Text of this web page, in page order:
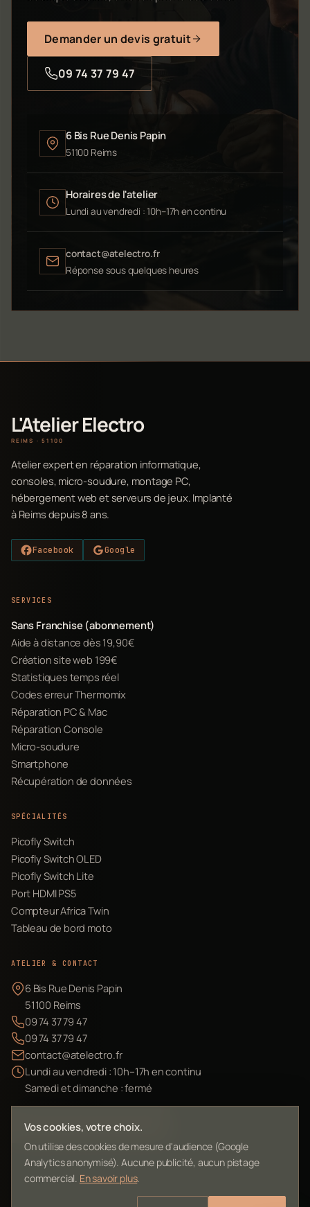
Demander un devis gratuit
09 74 37 79 47
6 Bis Rue Denis Papin
51100 Reims
Horaires de l'atelier
Lundi au vendredi : 10h–17h en continu
contact@atelectro.fr
Réponse sous quelques heures
L'Atelier Electro
REIMS · 51100
Atelier expert en réparation informatique,
consoles, micro-soudure, montage PC,
hébergement web et serveurs de jeux. Implanté
à Reims depuis 8 ans.
Facebook Google
SERVICES
Sans Franchise (abonnement)
Aide à distance dès 19,90€
Création site web 199€
Statistiques temps réel
Codes erreur Thermomix
Réparation PC & Mac
Réparation Console
Micro-soudure
Smartphone
Récupération de données
SPÉCIALITÉS
Picofly Switch
Picofly Switch OLED
Picofly Switch Lite
Port HDMI PS5
Compteur Africa Twin
Tableau de bord moto
ATELIER & CONTACT
6 Bis Rue Denis Papin
51100 Reims
09 74 37 79 47
09 74 37 79 47
contact@atelectro.fr
Lundi au vendredi : 10h–17h en continu
Samedi et dimanche : fermé
Envoyer mon matériel
Vos cookies, votre choix.
On utilise des cookies de mesure d'audience (Google
Analytics anonymisé). Aucune publicité, aucun pistage
commercial. En savoir plus.